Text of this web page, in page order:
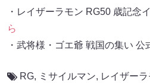
・レイザーラモン RG50 歳記念
ら
・武将様・ゴエ爺 戦国の集い 公
RG, ミサイルマン, レイザー